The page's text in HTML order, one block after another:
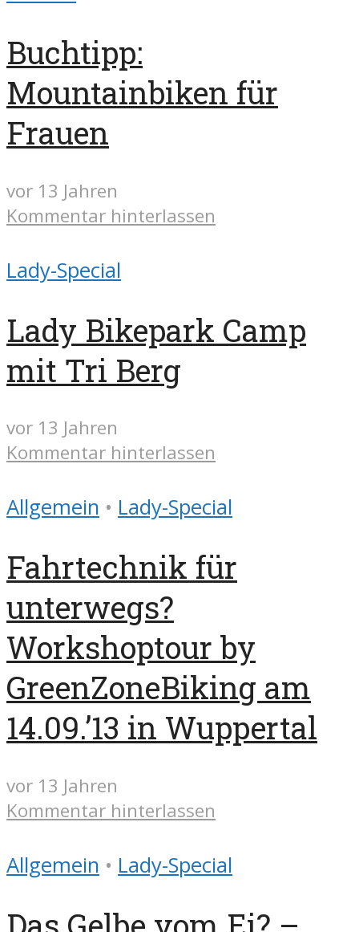
Buchtipp:
Mountainbiken für
Frauen
vor 13 Jahren
Kommentar hinterlassen
Lady-Special
Lady Bikepark Camp
mit Tri Berg
vor 13 Jahren
Kommentar hinterlassen
Allgemein • Lady-Special
Fahrtechnik für
unterwegs?
Workshoptour by
GreenZoneBiking am
14.09.’13 in Wuppertal
vor 13 Jahren
Kommentar hinterlassen
Allgemein • Lady-Special